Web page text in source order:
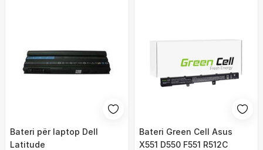
Bateri për laptop Dell
Latitude
Bateri Green Cell Asus
X551 D550 F551 R512C